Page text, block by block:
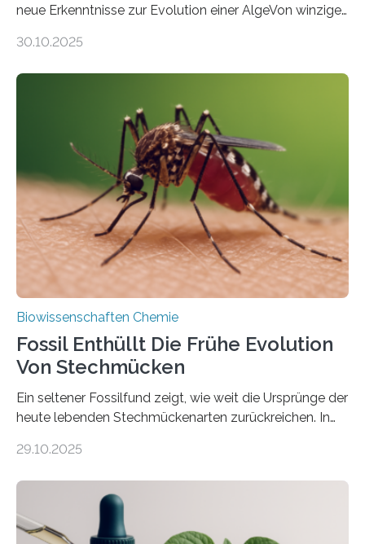
neue Erkenntnisse zur Evolution einer AlgeVon winzigen
Landpflanzen zählen zu den komplexesten
Grünalgen, die vor Hunderten von Millionen Jahren
lebten. Unter den Vorfahren sticht eine Gruppe heraus,
die noch heute in der Natur vorkommt: die
Süßwasseralge Coleochaetophyceae. Einige Arten
dieser Gruppe bilden aus Zellfäden dichte Geflechte
mit scheibenförmiger Gestalt. Was auffällig ist: Die
nächsten…
30.10.2025
Biowissenschaften Chemie
Fossil Enthüllt Die Frühe Evolution
Von Stechmücken
Ein seltener Fossilfund zeigt, wie weit die Ursprünge der
heute lebenden Stechmückenarten zurückreichen. In
Forschende die bisher älteste bekannte Stechmücken-
Region Kachin in Myanmar und hat sich in
ausgezeichnetem Zustand erhalten. Es konnte als neue
Art einer neuen Gattung beschrieben werden und trägt
29.10.2025